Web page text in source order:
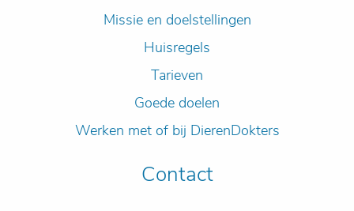
Missie en doelstellingen
Huisregels
Tarieven
Goede doelen
Werken met of bij DierenDokters
Contact